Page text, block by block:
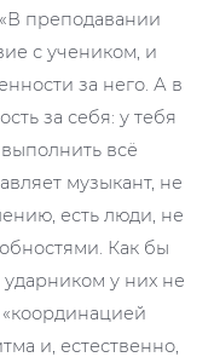
преподавании
с учеником, и
за него. А в
за себя: у тебя
всё
музыкант, не
есть люди, не
Как бы
у них не
и, естественно,